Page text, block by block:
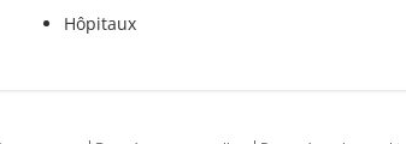
Hôpitaux